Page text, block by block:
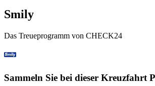
Smily
Das Treueprogramm von CHECK24
Sammeln Sie bei dieser Kreuzfahrt